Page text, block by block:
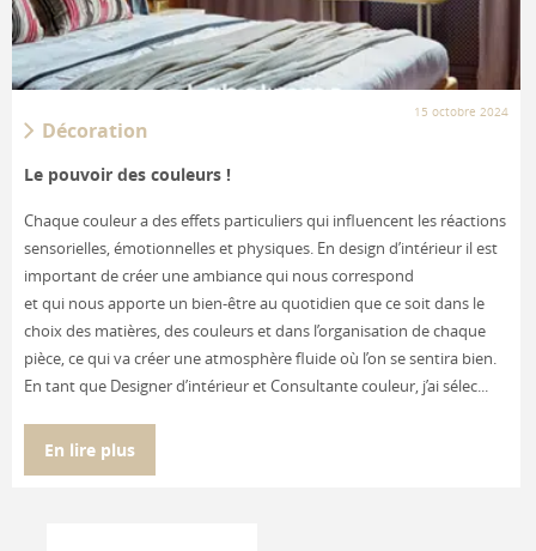
Décoration
15 octobre 2024
Le pouvoir des couleurs !
Chaque couleur a des effets particuliers qui influencent les réactions
sensorielles, émotionnelles et physiques. En design d’intérieur il est
important de créer une ambiance qui nous correspond
et qui nous apporte un bien-être au quotidien que ce soit dans le
choix des matières, des couleurs et dans l’organisation de chaque
pièce, ce qui va créer une atmosphère fluide où l’on se sentira bien.
En tant que Designer d’intérieur et Consultante couleur, j’ai sélec...
En lire plus